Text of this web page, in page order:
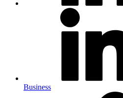
Business